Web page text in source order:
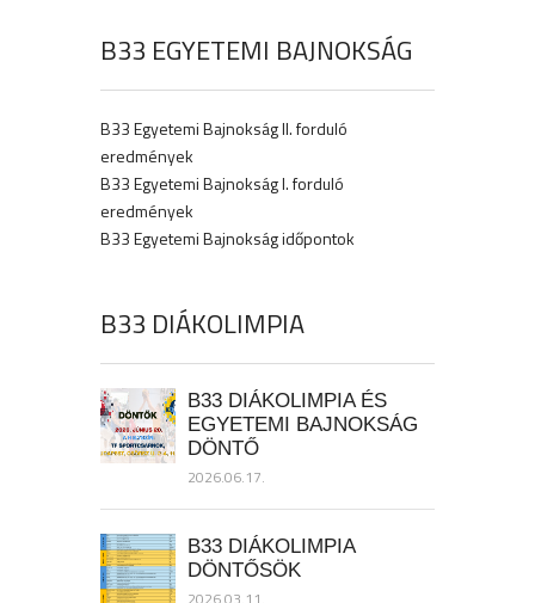
B33 EGYETEMI BAJNOKSÁG
B33 Egyetemi Bajnokság II. forduló
eredmények
B33 Egyetemi Bajnokság I. forduló
eredmények
B33 Egyetemi Bajnokság időpontok
B33 DIÁKOLIMPIA
B33 DIÁKOLIMPIA ÉS
EGYETEMI BAJNOKSÁG
DÖNTŐ
2026.06.17.
B33 DIÁKOLIMPIA
DÖNTŐSÖK